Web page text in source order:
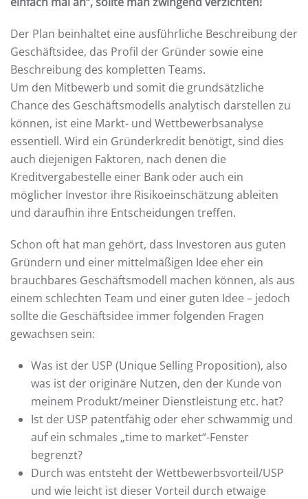
Der Plan beinhaltet eine ausführliche Beschreibung der
Geschäftsidee, das Profil der Gründer sowie eine
Beschreibung des kompletten Teams.
Um den Mitbewerb und somit die grundsätzliche
Chance des Geschäftsmodells analytisch darstellen zu
können, ist eine Markt- und Wettbewerbsanalyse
essentiell. Wird ein Gründerkredit benötigt, sind dies
auch diejenigen Faktoren, nach denen die
Kreditvergabestelle einer Bank oder auch ein
möglicher Investor ihre Risikoeinschätzung ableiten
und daraufhin ihre Entscheidungen treffen.
Schon oft hat man gehört, dass Investoren aus guten
Gründern und einer mittelmäßigen Idee eher ein
brauchbares Geschäftsmodell machen können, als aus
einem schlechten Team und einer guten Idee – jedoch
sollte die Geschäftsidee immer folgenden Fragen
gewachsen sein:
Was ist der USP (Unique Selling Proposition), also
was ist der originäre Nutzen, den der Kunde von
meinem Produkt/meiner Dienstleistung etc. hat?
Ist der USP patentfähig oder eher schwammig und
auf ein schmales „time to market“-Fenster
begrenzt?
Durch was entsteht der Wettbewerbsvorteil/USP
und wie leicht ist dieser Vorteil durch etwaige